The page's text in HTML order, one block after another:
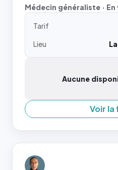
Médecin généraliste · En
Tarif
Lieu
Aucune
Voir la